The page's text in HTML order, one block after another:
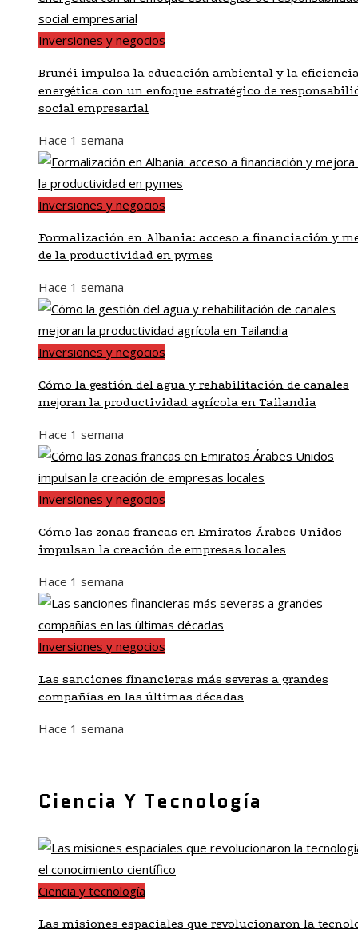
Inversiones y negocios
Brunéi impulsa la educación ambiental y la
energética con un enfoque estratégico de
social empresarial
Hace 1 semana
Inversiones y negocios
Formalización en Albania: acceso a financiación y
de la productividad en pymes
Hace 1 semana
Inversiones y negocios
Cómo la gestión del agua y rehabilitación de canales
mejoran la productividad agrícola en Tailandia
Hace 1 semana
Inversiones y negocios
Cómo las zonas francas en Emiratos Árabes Unidos
impulsan la creación de empresas locales
Hace 1 semana
Inversiones y negocios
Las sanciones financieras más severas a grandes
compañías en las últimas décadas
Hace 1 semana
Ciencia Y Tecnología
Ciencia y tecnología
Las misiones espaciales que revolucionaron la